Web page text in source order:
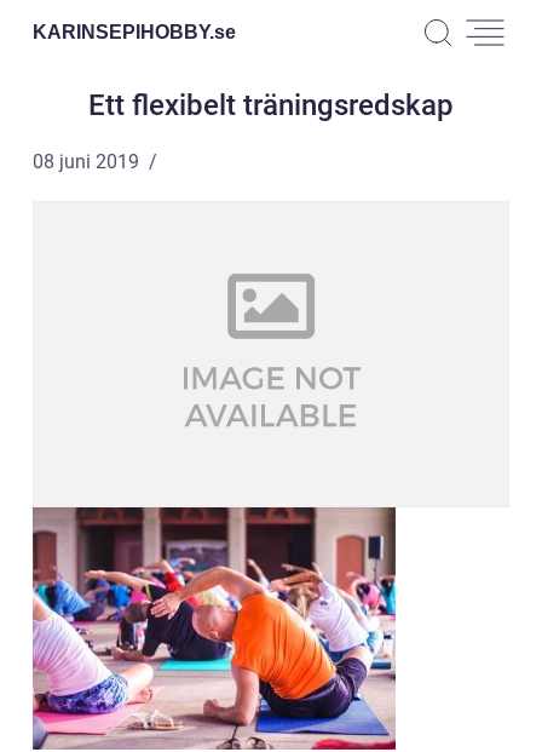
KARINSEPIHOBBY.se
Ett flexibelt träningsredskap
08 juni 2019